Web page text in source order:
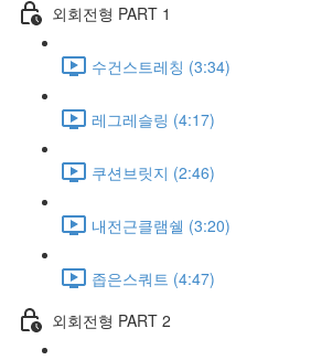
외회전형 PART 1
수건스트레칭 (3:34)
레그레슬링 (4:17)
쿠션브릿지 (2:46)
내전근클램쉘 (3:20)
좁은스쿼트 (4:47)
외회전형 PART 2